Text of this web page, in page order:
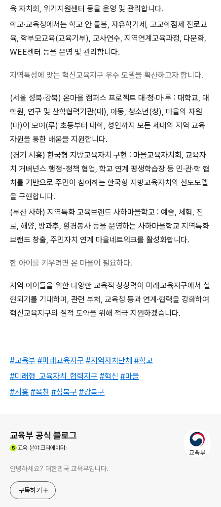
육 자치회, 위기지원센터 등을 운영 및 관리합니다.
학교·교육청에서는 학교 안 돌봄, 자유학기제, 고교학점제 진로교
육, 학부모교육(교육기부), 교사연수, 지역연계교육과정, 다문화,
WEE센터 등을 운영 및 관리합니다.
지역특성에 맞는 혁신교육지구 우수 모델을 확산하고자 합니다.
(서울 성북·강북) 온마을 캠퍼스 프로젝트 대·청·마·루 : 대학교, 대
학원, 연구 및 산학협력기관(대), 아동, 청소년(청), 마을의 자원
(마)이 모여(루) 초등부터 대학, 성인까지 모든 세대의 지역 교육
자원을 통한 배움을 지원합니다.
(경기 시흥) 한국형 지방교육자치 구현 : 마을교육자치회, 교육자
치 거버넌스 행정-정책 협업, 학교 연계 평생학습장 등 민·관·학 협
치를 기반으로 주민이 참여하는 한국형 지방교육자치의 선도모델
을 구현합니다.
(부산 사하) 지역특화 교육브랜드 사하마을학교 : 예술, 체험, 진
로, 해양, 방과후, 환경봉사 등을 운영하는 사하마을학교 지역특화
브랜드 창출, 주민자치 연계 마을네트워크를 활성화합니다.
한 아이를 키우려면 온 마을이 필요하다.
지역 아이들을 위한 다양한 교육적 상상력이 미래교육지구에서 실
현되기를 기대하며, 관련 부처, 교육청 등과 연계·협력을 강화하여
혁신교육지구의 질적 도약을 위해 적극 지원하겠습니다.
#교육부 #미래교육지구 #지역자치단체 #학교
#미래형_교육자치_협력지구 #혁신 #마을
#시흥 #옥천 #성북구 #강북구
교육부 공식 블로그
교육분야 크리에이터
안녕하세요? 대한민국 교육부입니다.
구독하기